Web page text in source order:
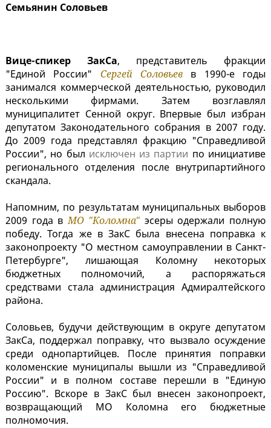
Семьянин Соловьев
Вице-спикер ЗакСа, представитель фракции
"Единой России" Сергей Соловьев в 1990-е годы
занимался коммерческой деятельностью, руководил
несколькими фирмами. Затем возглавлял
муниципалитет Сенной округ. Впервые был избран
депутатом Законодательного собрания в 2007 году.
До 2009 года представлял фракцию "Справедливой
России", но был исключен из партии по инициативе
регионального отделения после внутрипартийного
скандала.
Напомним, по результатам муниципальных выборов
2009 года вМО "Коломна" эсеры одержали полную
победу. Тогда же в ЗакС была внесена поправка к
законопроекту "О местном самоуправлении в Санкт-
Петербурге", лишающая Коломну некоторых
бюджетных полномочий, а распоряжаться
средствами стала администрация Адмиралтейского
района.
Соловьев, будучи действующим в округе депутатом
ЗакСа, поддержал поправку, что вызвало осуждение
среди однопартийцев. После принятия поправки
коломенские муниципалы вышли из "Справедливой
России" и в полном составе перешли в "Единую
Россию". Вскоре в ЗакС был внесен законопроект,
возвращающий МО Коломна его бюджетные
полномочия.